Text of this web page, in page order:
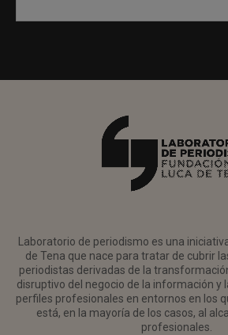
Laboratorio de periodismo es una
de Tena que nace para tratar de cubrir
periodistas derivadas de la
disruptivo del negocio de la información y
perfiles profesionales en entornos en los
está, en la mayoría de los casos, al
profesionales.